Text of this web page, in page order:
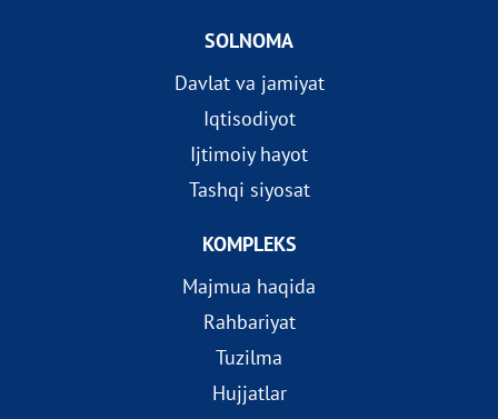
SOLNOMA
Davlat va jamiyat
Iqtisodiyot
Ijtimoiy hayot
Tashqi siyosat
KOMPLEKS
Majmua haqida
Rahbariyat
Tuzilma
Hujjatlar